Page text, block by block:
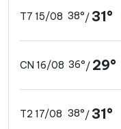
T7 15/08 38°/31°
CN 16/08 36°/ 29°
T2 17/08 38°/31°